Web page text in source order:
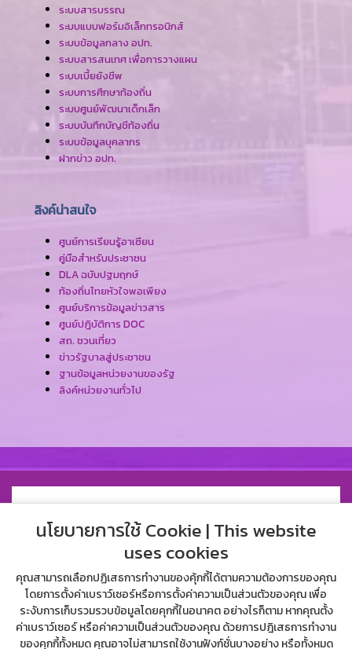
ระบบสารบรรณ
ระบบแบบฟอร์มอิเล็กทรอนิกส์
ระบบข้อมูลกลาง อปท.
ระบบสารสนเทศ เพื่อการวางแผน
ระบบเบี้ยยังชีพ
ระบบการศึกษาท้องถิ่น
ระบบศูนย์พัฒนาเด็กเล็ก
ระบบบันทึกบัญชีท้องถิ่น
ระบบข้อมูลบุคลากร
ฝากข่าว อปท.
ลิงค์น่าสนใจ
ศูนย์การเรียนรู้อาเซียน
คู่มือสำหรับประชาชน
DLA ฉบับปฐมฤกษ์
ท้องถิ่นไทยหัวใจพอเพียง
ศูนย์บริการข้อมูลข่าวสาร
ศูนย์ปฎิบัติการ DOC
สถ. ชวนเที่ยว
ข่าวรัฐบาลสู่ประชาชน
ฐานข้อมูลหน่วยงานของรัฐ
ลิงค์หน่วยงานทั่วไป
นโยบายการใช้ Cookie | This website
uses cookies
คุณสามารถเลือกปฏิเสธการทำงานของคุ้กกี้ได้ตามความต้องการของคุณ
โดยการตั้งค่าเบราว์เซอร์หรือการตั้งค่าความเป็นส่วนตัวของคุณ เพื่อ
ระงับการเก็บรวมรวบข้อมูลโดยคุกกี้ในอนาคต อย่างไรก็ตาม หากคุณตั้ง
ค่าเบราว์เซอร์ หรือค่าความเป็นส่วนตัวของคุณ ด้วยการปฎิเสธการทำงาน
ของคุกกี้ทั้งหมด คุณอาจไม่สามารถใช้งานฟังก์ชั่นบางอย่าง หรือทั้งหมด